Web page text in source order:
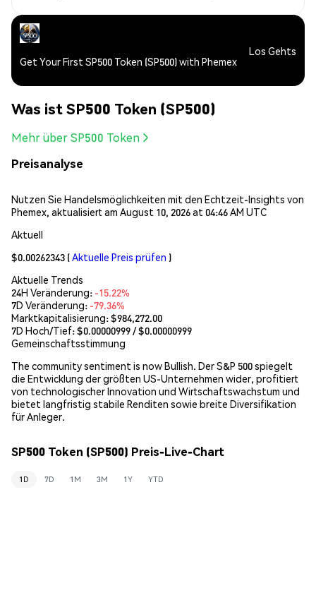
Get Your First SP500 Token (SP500) with Phemex
Los Gehts
Was ist SP500 Token (SP500)
Mehr über SP500 Token
Preisanalyse
Nutzen Sie Handelsmöglichkeiten mit den Echtzeit-Insights von
Phemex, aktualisiert am August 10, 2026 at 04:46 AM UTC
Aktuell
$0.00262343 (Aktuelle Preis prüfen )
Aktuelle Trends
24H Veränderung: -15.22%
7D Veränderung: -79.36%
Marktkapitalisierung:$984,272.00
7D Hoch/Tief: $0.00000999/ $0.00000999
Gemeinschaftsstimmung
The community sentiment is now Bullish. Der S&P 500 spiegelt
die Entwicklung der größten US-Unternehmen wider, profitiert
von technologischer Innovation und Wirtschaftswachstum und
bietet langfristig stabile Renditen sowie breite Diversifikation
für Anleger.
SP500 Token (SP500) Preis-Live-Chart
1D 7D 1M 3M 1Y YTD